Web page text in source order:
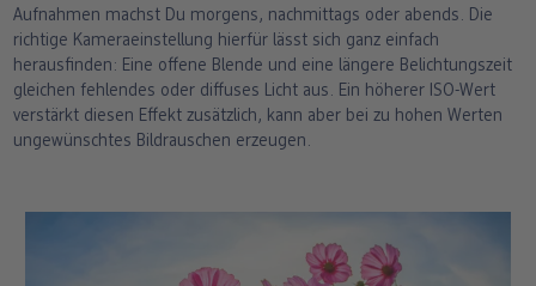
Aufnahmen machst Du morgens, nachmittags oder abends. Die
richtige Kameraeinstellung hierfür lässt sich ganz einfach
herausfinden: Eine offene Blende und eine längere Belichtungszeit
gleichen fehlendes oder diffuses Licht aus. Ein höherer ISO-Wert
verstärkt diesen Effekt zusätzlich, kann aber bei zu hohen Werten
ungewünschtes Bildrauschen erzeugen.